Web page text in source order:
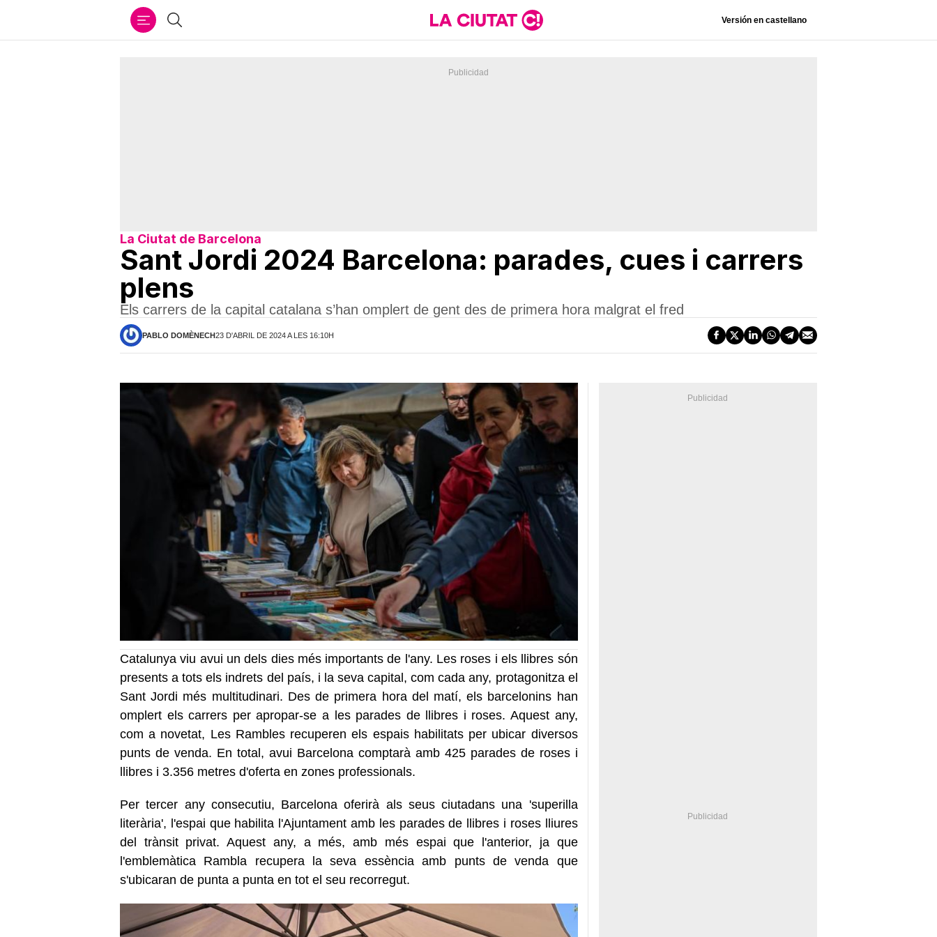
Cercar Versión en castellano
La Ciutat de Barcelona
Sant Jordi 2024 Barcelona: parades, cues i carrers
plens
Els carrers de la capital catalana s’han omplert de gent des de primera hora malgrat el fred
PABLO DOMÈNECH23 D'ABRIL DE 2024 A LES 16:10H
Catalunya viu avui un dels dies més importants de l'any. Les roses i els llibres són
presents a tots els indrets del país, i la seva capital, com cada any, protagonitza el
Sant Jordi més multitudinari. Des de primera hora del matí, els barcelonins han
omplert els carrers per apropar-se a les parades de llibres i roses. Aquest any,
com a novetat, Les Rambles recuperen els espais habilitats per ubicar diversos
punts de venda. En total, avui Barcelona comptarà amb 425 parades de roses i
llibres i 3.356 metres d'oferta en zones professionals.
Per tercer any consecutiu, Barcelona oferirà als seus ciutadans una 'superilla
literària', l'espai que habilita l'Ajuntament amb les parades de llibres i roses lliures
del trànsit privat. Aquest any, a més, amb més espai que l'anterior, ja que
l'emblemàtica Rambla recupera la seva essència amb punts de venda que
s'ubicaran de punta a punta en tot el seu recorregut.